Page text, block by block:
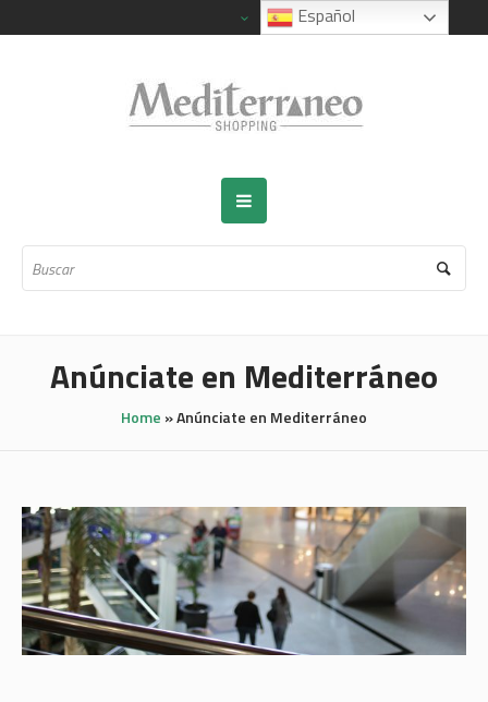
Anúnciate en Mediterráneo
Home »Anúnciate en Mediterráneo
Español